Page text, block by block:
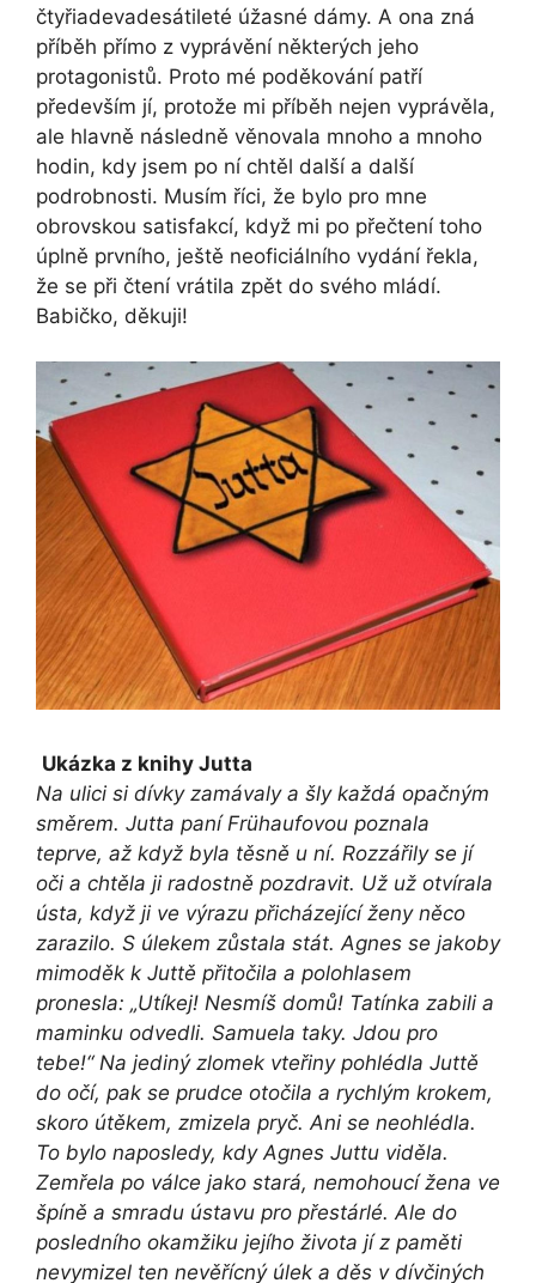
čtyřiadevadesátileté úžasné dámy. A ona zná
příběh přímo z vyprávění některých jeho
protagonistů. Proto mé poděkování patří
především jí, protože mi příběh nejen vyprávěla,
ale hlavně následně věnovala mnoho a mnoho
hodin, kdy jsem po ní chtěl další a další
podrobnosti. Musím říci, že bylo pro mne
obrovskou satisfakcí, když mi po přečtení toho
úplně prvního, ještě neoficiálního vydání řekla,
že se při čtení vrátila zpět do svého mládí.
Babičko, děkuji!
Ukázka z knihy Jutta
Na ulici si dívky zamávaly a šly každá opačným
směrem. Jutta paní Frühaufovou poznala
teprve, až když byla těsně u ní. Rozzářily se jí
oči a chtěla ji radostně pozdravit. Už už otvírala
ústa, když ji ve výrazu přicházející ženy něco
zarazilo. S úlekem zůstala stát. Agnes se jakoby
mimoděk k Juttě přitočila a polohlasem
pronesla: „Utíkej! Nesmíš domů! Tatínka zabili a
maminku odvedli. Samuela taky. Jdou pro
tebe!“ Na jediný zlomek vteřiny pohlédla Juttě
do očí, pak se prudce otočila a rychlým krokem,
skoro útěkem, zmizela pryč. Ani se neohlédla.
To bylo naposledy, kdy Agnes Juttu viděla.
Zemřela po válce jako stará, nemohoucí žena ve
špíně a smradu ústavu pro přestárlé. Ale do
posledního okamžiku jejího života jí z paměti
nevymizel ten nevěřícný úlek a děs v dívčiných